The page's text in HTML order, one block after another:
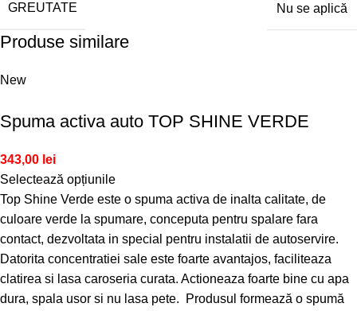
GREUTATE Nu se aplică
Produse similare
New
Spuma activa auto TOP SHINE VERDE
343,00 lei
Selectează opțiunile
Top Shine Verde este o spuma activa de inalta calitate, de
culoare verde la spumare, conceputa pentru spalare fara
contact, dezvoltata in special pentru instalatii de autoservire.
Datorita concentratiei sale este foarte avantajos, faciliteaza
clatirea si lasa caroseria curata. Actioneaza foarte bine cu apa
dura, spala usor si nu lasa pete. Produsul formează o spumă